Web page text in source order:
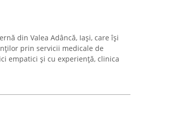
din Valea Adâncă, Iași, care își
prin servicii medicale de
empatici și cu experiență, clinica